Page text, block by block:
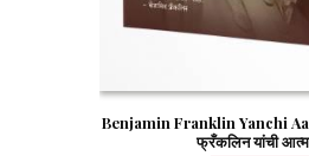
Benjamin Franklin Yanchi
फ्रँकलिन यांची